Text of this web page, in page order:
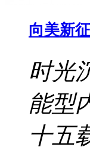
向美新
时光
能型
十五